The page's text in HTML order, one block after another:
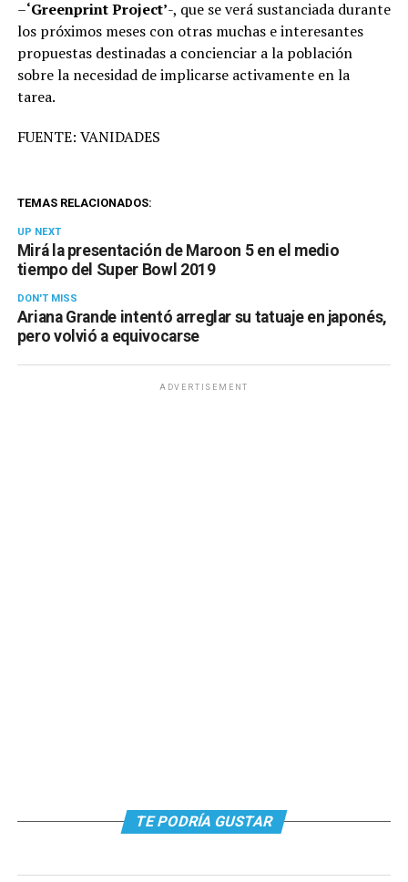
–‘Greenprint Project’-, que se verá sustanciada durante
los próximos meses con otras muchas e interesantes
propuestas destinadas a concienciar a la población
sobre la necesidad de implicarse activamente en la
tarea.
FUENTE: VANIDADES
TEMAS RELACIONADOS:
UP NEXT
Mirá la presentación de Maroon 5 en el medio
tiempo del Super Bowl 2019
DON'T MISS
Ariana Grande intentó arreglar su tatuaje en japonés,
pero volvió a equivocarse
ADVERTISEMENT
TE PODRÍA GUSTAR